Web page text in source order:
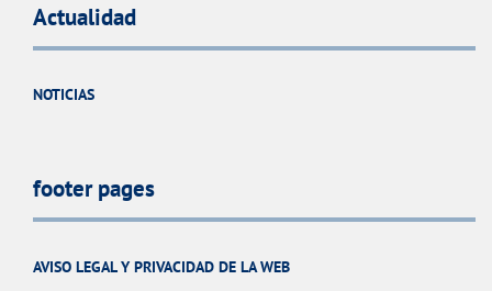
Actualidad
NOTICIAS
footer pages
AVISO LEGAL Y PRIVACIDAD DE LA WEB